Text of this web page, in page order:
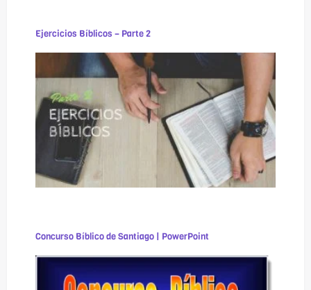
Ejercicios Bíblicos – Parte 2
Concurso Bíblico de Santiago | PowerPoint